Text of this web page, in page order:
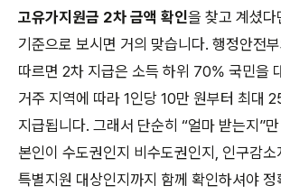
고유가지원금 2차 금액 확인을 찾고 계셨다
기준으로 보시면 거의 맞습니다. 행정안전
따르면 2차 지급은 소득 하위 70% 국민을
거주 지역에 따라 1인당 10만 원부터 최대
지급됩니다. 그래서 단순히 “얼마 받는지”
본인이 수도권인지 비수도권인지, 인구감소
특별지원 대상인지까지 함께 확인하셔야 정